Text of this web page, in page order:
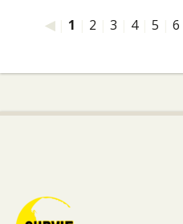
◀| 1 2 3 4| 5 6